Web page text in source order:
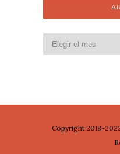
Copyright 2018-